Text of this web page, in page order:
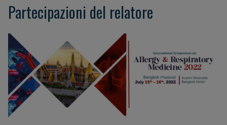
Partecipazioni del relatore